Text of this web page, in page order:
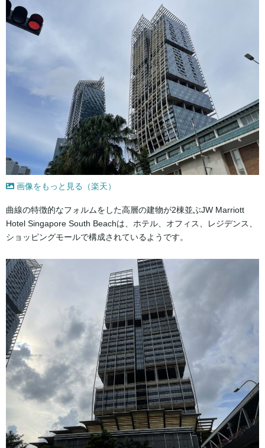
画像をもっと見る（楽天）
曲線の特徴的なフォルムをした高層の建物が2棟並ぶJW Marriott
Hotel Singapore South Beachは、ホテル、オフィス、レジデンス、
ショッピングモールで構成されているようです。